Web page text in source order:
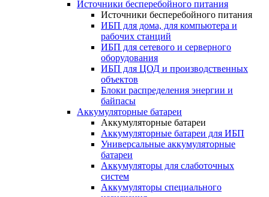
Источники бесперебойного питания
Источники бесперебойного питания
ИБП для дома, для компьютера и
рабочих станций
ИБП для сетевого и серверного
оборудования
ИБП для ЦОД и производственных
объектов
Блоки распределения энергии и
байпасы
Аккумуляторные батареи
Аккумуляторные батареи
Аккумуляторные батареи для ИБП
Универсальные аккумуляторные
батареи
Аккумуляторы для слаботочных
систем
Аккумуляторы специального